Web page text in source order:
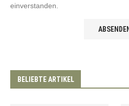
einverstanden.
BELIEBTE ARTIKEL